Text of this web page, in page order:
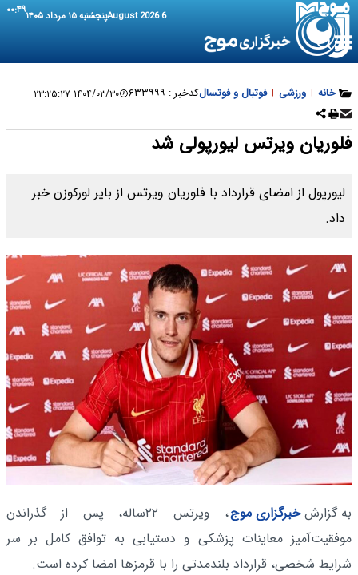
6 August 2026 پنجشنبه ۱۵ مرداد ۱۴۰۵ ۰۰:۴۹
خانه | ورزشی | فوتبال و فوتسالکدخبر : ۶۳۳۹۹۹ ۱۴۰۴/۰۳/۳۰ ۲۳:۲۵:۲۷
فلوریان ویرتس لیورپولی شد
لیورپول از امضای قرارداد با فلوریان ویرتس از بایر لورکوزن خبر
داد.
به گزارشخبرگزاری موج
، ویرتس ۲۲ساله، پس از گذراندن
موفقیت‌آمیز معاینات پزشکی و دستیابی به توافق کامل بر سر
شرایط شخصی، قرارداد بلندمدتی را با قرمزها امضا کرده است.